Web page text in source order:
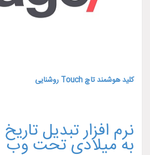
کلید هوشمند تاچ Touch روشنایی
نرم افزار تبدیل
به میلادی تحت وب